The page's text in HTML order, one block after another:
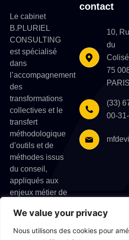
We value your privacy
Nous utilisons des cookies pour
Le cabinet
B.PLURIEL
CONSULTING
est spécialisé
dans
l’accompagnement
des
transformations
collectives et le
transfert
méthodologique
d’outils et de
méthodes issus
du conseil,
appliqués aux
enjeux métier de
contact
10,
du
75
PARIS
(33)
00-